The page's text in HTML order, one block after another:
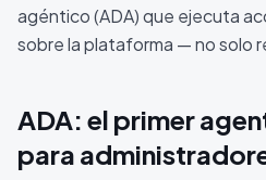
agéntico (ADA) que ejecuta
sobre la plataforma — no solo
ADA: el primer
para